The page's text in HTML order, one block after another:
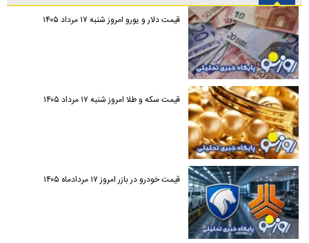
قیمت دلار و یورو امروز شنبه ۱۷ مرداد ۱۴۰۵
قیمت سکه و طلا امروز شنبه ۱۷ مرداد ۱۴۰۵
قیمت خودرو در بازر امروز ۱۷ مردادماه ۱۴۰۵